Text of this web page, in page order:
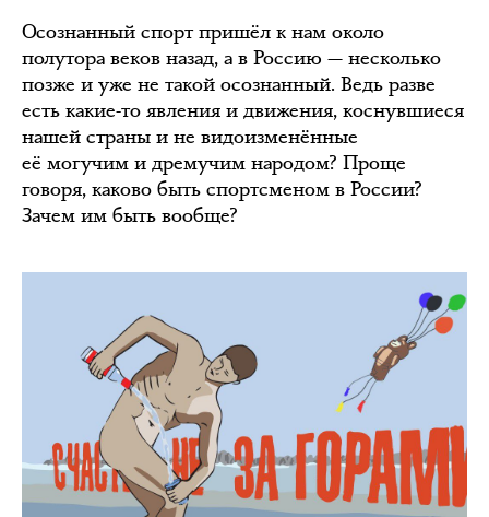
Осознанный спорт пришёл к нам около
полутора веков назад, а в Россию — несколько
позже и уже не такой осознанный. Ведь разве
есть какие-то явления и движения, коснувшиеся
нашей страны и не видоизменённые
её могучим и дремучим народом? Проще
говоря, каково быть спортсменом в России?
Зачем им быть вообще?